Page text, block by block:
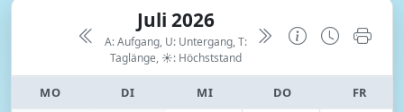
Juli 2026
A: Aufgang, U: Untergang, T:
Taglänge, ☀: Höchststand
MO DI MI DO FR